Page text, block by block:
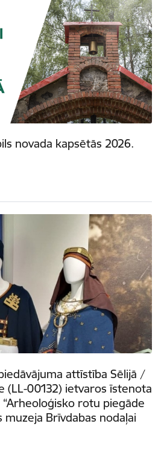
novada kapsētās 2026.
attīstība Sēlijā /
(LL-00132) ietvaros īstenota
rotu piegāde
muzeja Brīvdabas nodaļai